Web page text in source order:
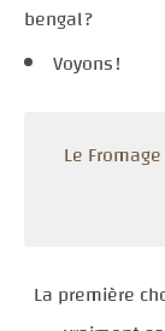
bengal ?
Voyons !
Le
La première